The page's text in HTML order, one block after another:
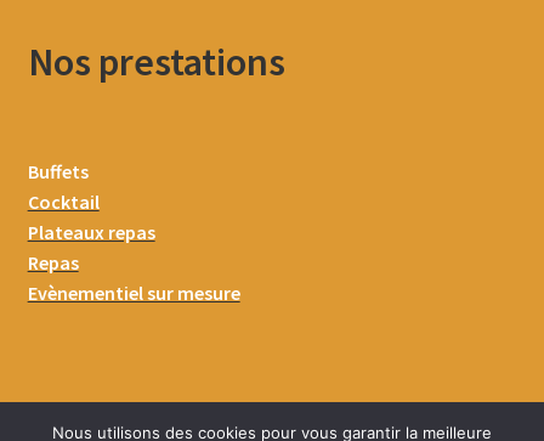
Nos prestations
Buffets
Cocktail
Plateaux repas
Repas
Evènementiel sur mesure
Nous utilisons des cookies pour vous garantir la meilleure